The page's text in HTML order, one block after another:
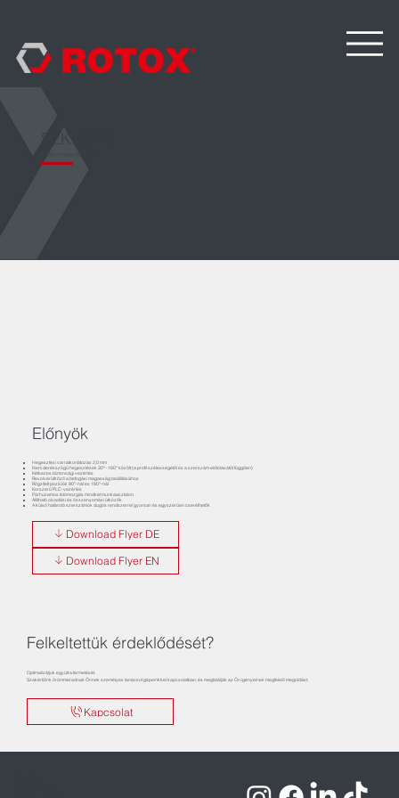
SEK 501N
Előnyök
Hegesztési varratkorlátozás 2,0 mm
Nem derékszögű hegesztések 30°–180° között (a profil szélességétől és a szerszám előtolásától függően)
Kétkezes biztonsági vezérlés
Revolverütköző a befogási magasság beállításához
Rögzített pozíciók 90°-nál és 180°-nál
Korszerű PLC-vezérlés
Párhuzamos tolómozgás mindkét munkaasztalon
Állítható olvadási és összenyomási ütközők
A külső határoló szerszámok dugós rendszerrel gyorsan és egyszerűen cserélhetők
Download Flyer DE
Download Flyer EN
Felkeltettük érdeklődését?
Optimalizáljuk együtt a termelését.
Szakértőink örömmel adnak Önnek személyes tanácsot gépeinkkel kapcsolatban, és megtalálják az Ön igényeinek megfelelő megoldást.
Kapcsolat